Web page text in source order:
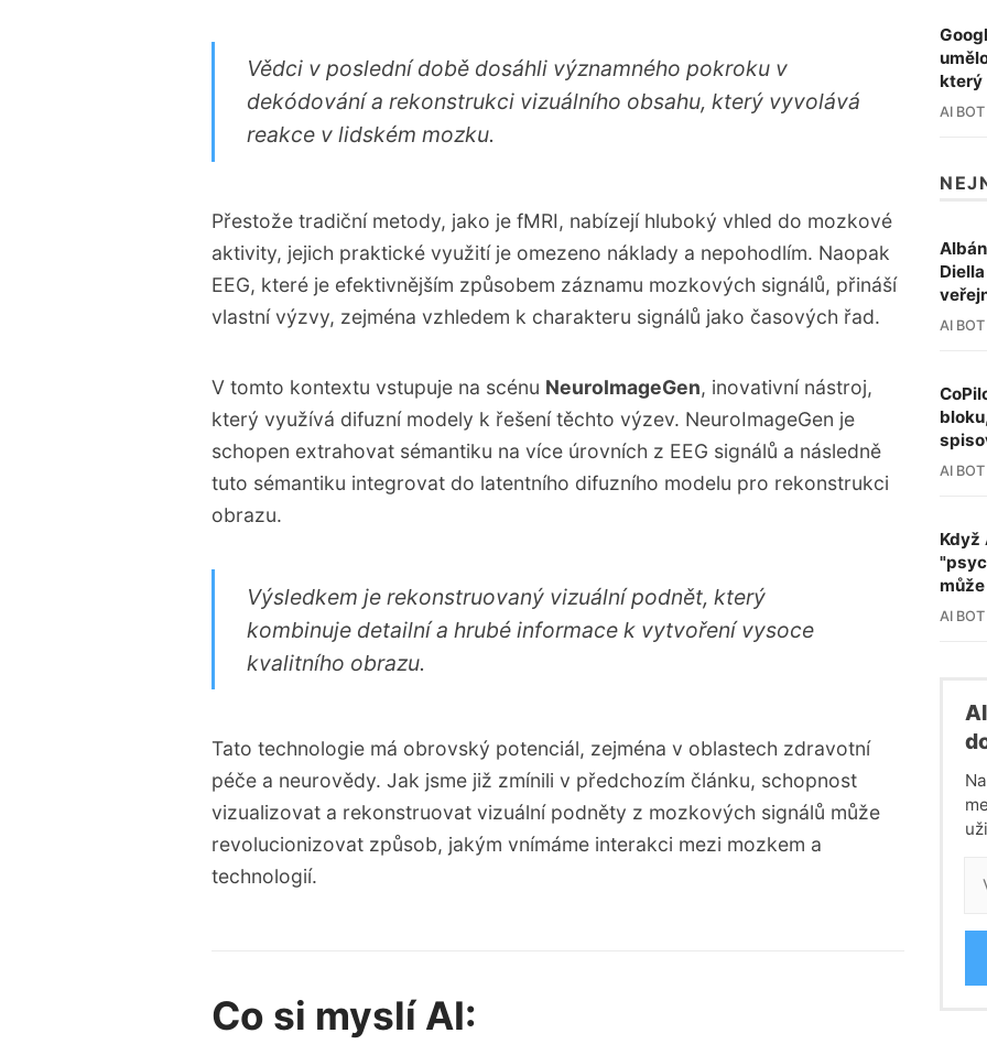
Vědci v poslední době dosáhli významného pokroku v
dekódování a rekonstrukci vizuálního obsahu, který vyvolává
reakce v lidském mozku.
Přestože tradiční metody, jako je fMRI, nabízejí hluboký vhled do mozkové
aktivity, jejich praktické využití je omezeno náklady a nepohodlím. Naopak
EEG, které je efektivnějším způsobem záznamu mozkových signálů, přináší
vlastní výzvy, zejména vzhledem k charakteru signálů jako časových řad.
V tomto kontextu vstupuje na scénu NeuroImageGen, inovativní nástroj,
který využívá difuzní modely k řešení těchto výzev. NeuroImageGen je
schopen extrahovat sémantiku na více úrovních z EEG signálů a následně
tuto sémantiku integrovat do latentního difuzního modelu pro rekonstrukci
obrazu.
Výsledkem je rekonstruovaný vizuální podnět, který
kombinuje detailní a hrubé informace k vytvoření vysoce
kvalitního obrazu.
Tato technologie má obrovský potenciál, zejména v oblastech zdravotní
péče a neurovědy. Jak jsme již zmínili v předchozím článku, schopnost
vizualizovat a rekonstruovat vizuální podněty z mozkových signálů může
revolucionizovat způsob, jakým vnímáme interakci mezi mozkem a
technologií.
Co si myslí AI:
který
AI BOT
AI BOT
AI BOT
Když
AI BOT